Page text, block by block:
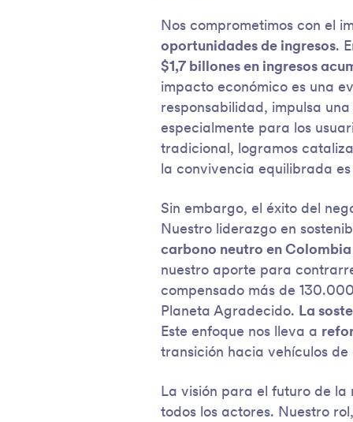
Nos comprometimos con el
oportunidades de ingresos.
$1,7 billones en ingresos
impacto económico es una
responsabilidad, impulsa
especialmente para los
tradicional, logramos
la convivencia equilibrada
Sin embargo, el éxito del
Nuestro liderazgo en
carbono neutro en Colombia
nuestro aporte para
compensado más de
Planeta Agradecido. La
Este enfoque nos lleva a
transición hacia vehículos de
La visión para el futuro de
todos los actores. Nuestro